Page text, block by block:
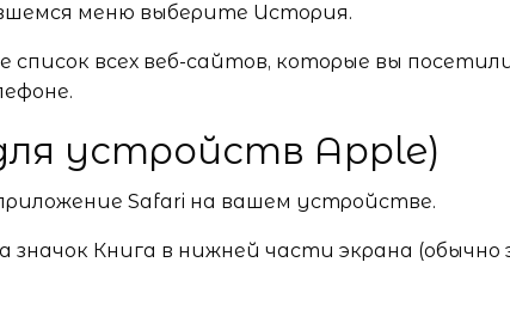
меню выберите История.
всех веб-сайтов, которые вы
устройств Apple)
Safari на вашем устройстве.
значок Книга в нижней части экрана